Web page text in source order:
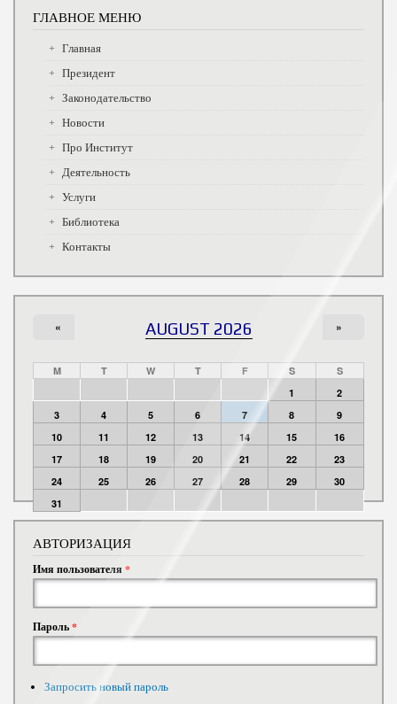
ГЛАВНОЕ МЕНЮ
Главная
Президент
Законодательство
Новости
Про Институт
Деятельность
Услуги
Библиотека
Контакты
AUGUST 2026
« »
M T W T F S
S
1
2
3
4 5 6 7 8
9
10
11 12 13 14 15
16
17
18 19 20 21 22
23
24
25 26 27 28 29
30
31
АВТОРИЗАЦИЯ
Имя пользователя *
Пароль*
Запросить новый пароль